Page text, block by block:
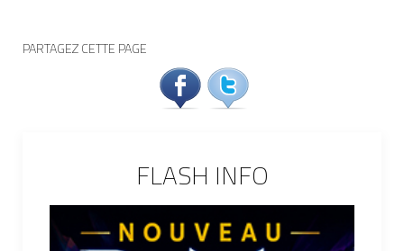
PARTAGEZ CETTE PAGE
FLASH INFO